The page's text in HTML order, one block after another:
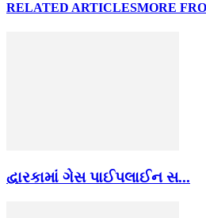
RELATED ARTICLESMORE
દ્વારકામાં ગેસ પાઈપલાઈન સ...